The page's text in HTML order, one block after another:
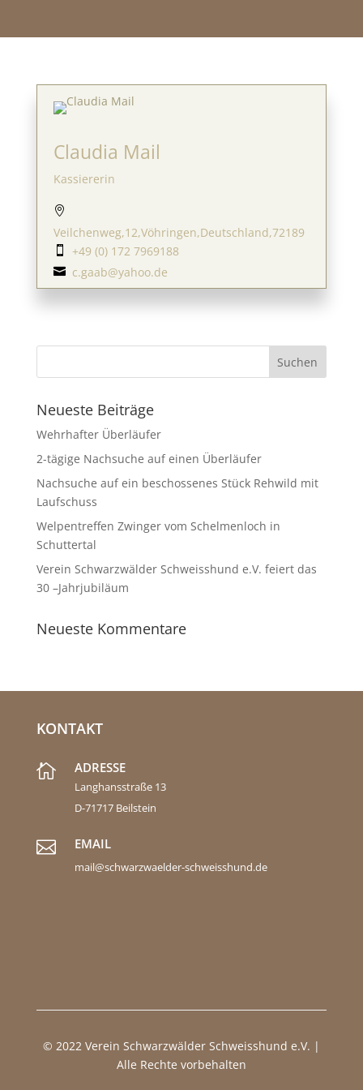
Claudia Mail
Kassiererin

Veilchenweg,12,Vöhringen,Deutschland,72189
 +49 (0) 172 7969188
 c.gaab@yahoo.de
Neueste Beiträge
Wehrhafter Überläufer
2-tägige Nachsuche auf einen Überläufer
Nachsuche auf ein beschossenes Stück Rehwild mit
Laufschuss
Welpentreffen Zwinger vom Schelmenloch in
Schuttertal
Verein Schwarzwälder Schweisshund e.V. feiert das
30 –Jahrjubiläum
Neueste Kommentare
KONTAKT
 ADRESSE
Langhansstraße 13
D-71717 Beilstein
 EMAIL
mail@schwarzwaelder-schweisshund.de
© 2022 Verein Schwarzwälder Schweisshund e.V. |
Alle Rechte vorbehalten